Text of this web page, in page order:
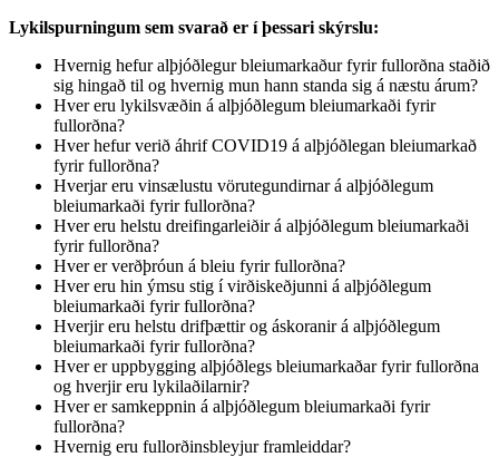
Lykilspurningum sem svarað er í þessari skýrslu:
Hvernig hefur alþjóðlegur bleiumarkaður fyrir fullorðna staðið
sig hingað til og hvernig mun hann standa sig á næstu árum?
Hver eru lykilsvæðin á alþjóðlegum bleiumarkaði fyrir
fullorðna?
Hver hefur verið áhrif COVID19 á alþjóðlegan bleiumarkað
fyrir fullorðna?
Hverjar eru vinsælustu vörutegundirnar á alþjóðlegum
bleiumarkaði fyrir fullorðna?
Hver eru helstu dreifingarleiðir á alþjóðlegum bleiumarkaði
fyrir fullorðna?
Hver er verðþróun á bleiu fyrir fullorðna?
Hver eru hin ýmsu stig í virðiskeðjunni á alþjóðlegum
bleiumarkaði fyrir fullorðna?
Hverjir eru helstu drifþættir og áskoranir á alþjóðlegum
bleiumarkaði fyrir fullorðna?
Hver er uppbygging alþjóðlegs bleiumarkaðar fyrir fullorðna
og hverjir eru lykilaðilarnir?
Hver er samkeppnin á alþjóðlegum bleiumarkaði fyrir
fullorðna?
Hvernig eru fullorðinsbleyjur framleiddar?